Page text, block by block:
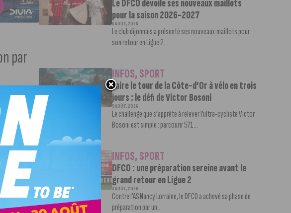
par
notre
des
de
Le DFCO dévoile ses nouveaux maillots
pour la saison 2026-2027
6 AOÛT, 2026
Le club dijonnais a présenté ses nouveaux maillots pour
son retour en Ligue 2....
INFOS,SPORT
Faire le tour de la Côte-d’Or à vélo en trois
jours : le défi de Victor Bosoni
5 AOÛT, 2026
Le challenge que s’apprête à relever l’ultra-cycliste Victor
Bosoni est simple : parcourir 571...
INFOS,SPORT
DFCO : une préparation sereine avant le
grand retour en Ligue 2
3 AOÛT, 2026
Contre l’AS Nancy Lorraine, le DFCO a achevé sa phase de
préparation par un...